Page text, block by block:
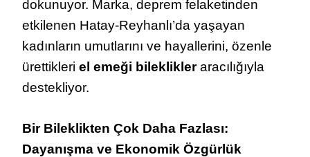
dokunuyor. Marka, deprem felaketinden
etkilenen Hatay-Reyhanlı’da yaşayan
kadınların umutlarını ve hayallerini, özenle
ürettikleri el emeği bileklikleraracılığıyla
destekliyor.
Bir Bileklikten Çok Daha Fazlası:
Dayanışma ve Ekonomik Özgürlük